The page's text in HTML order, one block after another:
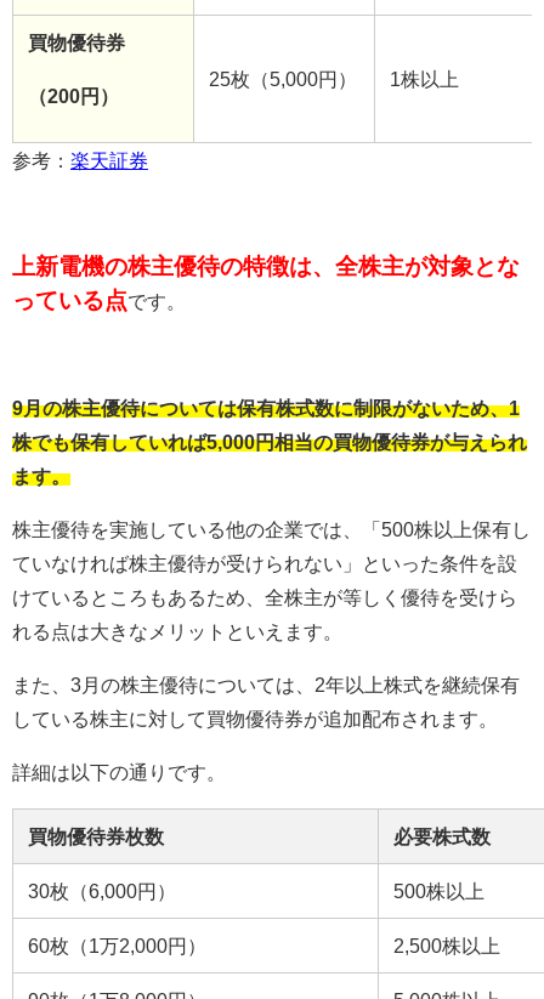
買物優待券
（200円）
25枚（5,000円） 1株以上
参考： 楽天証券
上新電機の株主優待の特徴は、全株主が対象とな
っている点です。
9月の株主優待については保有株式数に制限がないため、1
株でも保有していれば5,000円相当の買物優待券が与えられ
ます。
株主優待を実施している他の企業では、「500株以上保有し
ていなければ株主優待が受けられない」といった条件を設
けているところもあるため、全株主が等しく優待を受けら
れる点は大きなメリットといえます。
また、3月の株主優待については、2年以上株式を継続保有
している株主に対して買物優待券が追加配布されます。
詳細は以下の通りです。
買物優待券枚数 必要株式数
30枚（6,000円） 500株以上
60枚（1万2,000円） 2,500株以上